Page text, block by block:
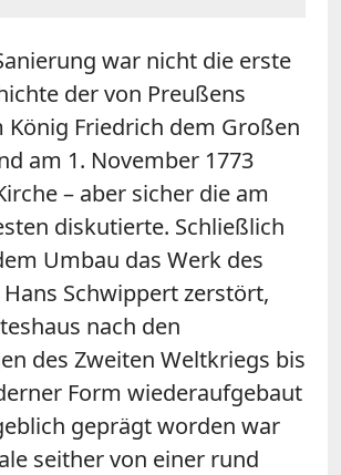
war nicht die erste
der von Preußens
König Friedrich dem Großen
am 1. November 1773
– aber sicher die am
diskutierte. Schließlich
Umbau das Werk des
Schwippert zerstört,
nach den
des Zweiten Weltkriegs bis
Form wiederaufgebaut
geprägt worden war
seither von einer rund